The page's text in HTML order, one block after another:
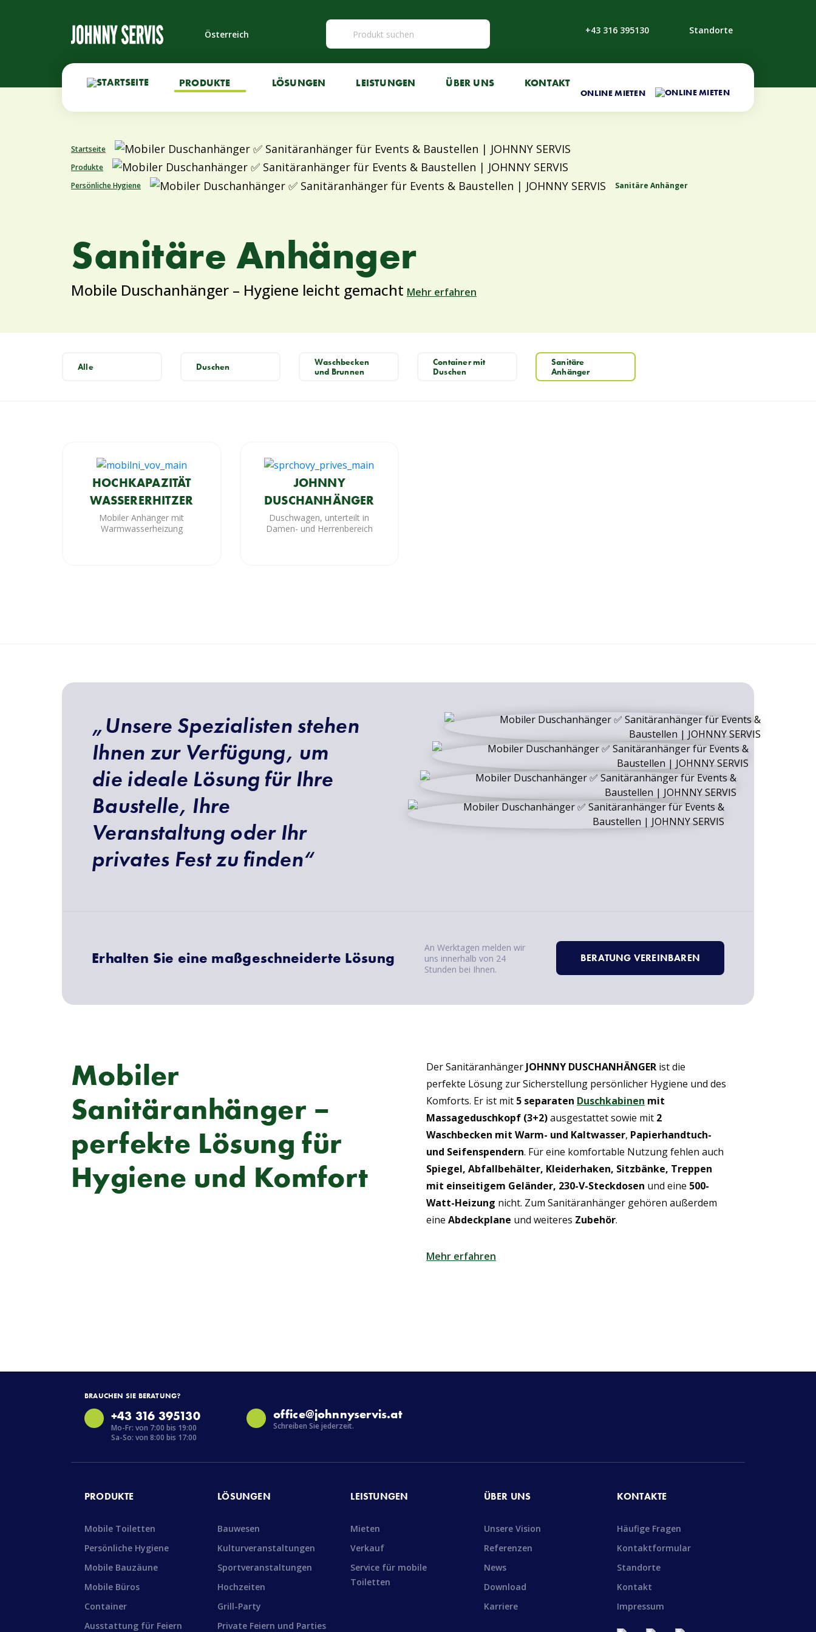
Österreich +43 316 395130 Standorte
PRODUKTE LÖSUNGEN LEISTUNGEN ÜBER UNS KONTAKT
ONLINE MIETEN
Startseite
Produkte
Persönliche Hygiene
Sanitäre Anhänger
Sanitäre Anhänger
Mobile Duschanhänger – Hygiene leicht gemacht Mehr erfahren
Alle Duschen
Waschbecken
und Brunnen
Container mit
Duschen
Sanitäre
Anhänger
HOCHKAPAZITÄT
WASSERERHITZER
Mobiler Anhänger mit
Warmwasserheizung
JOHNNY
DUSCHANHÄNGER
Duschwagen, unterteilt in
Damen- und Herrenbereich
„Unsere Spezialisten stehen
Ihnen zur Verfügung, um
die ideale Lösung für Ihre
Baustelle, Ihre
Veranstaltung oder Ihr
privates Fest zu finden“
Erhalten Sie eine maßgeschneiderte Lösung
An Werktagen melden wir
uns innerhalb von 24
Stunden bei Ihnen.
BERATUNG VEREINBAREN
Mobiler
Sanitäranhänger –
perfekte Lösung für
Hygiene und Komfort
Der Sanitäranhänger JOHNNY DUSCHANHÄNGER ist die
perfekte Lösung zur Sicherstellung persönlicher Hygiene und des
Komforts. Er ist mit 5 separaten Duschkabinen mit
Massageduschkopf (3+2)ausgestattet sowie mit 2
Waschbecken mit Warm- und Kaltwasser, Papierhandtuch-
und Seifenspendern. Für eine komfortable Nutzung fehlen auch
Spiegel, Abfallbehälter, Kleiderhaken, Sitzbänke, Treppen
mit einseitigem Geländer, 230-V-Steckdosen und eine 500-
Watt-Heizung nicht. Zum Sanitäranhänger gehören außerdem
eine Abdeckplane und weiteres Zubehör.
Mehr erfahren
BRAUCHEN SIE BERATUNG?
+43 316 395130
Mo-Fr: von 7:00 bis 19:00
Sa-So: von 8:00 bis 17:00
office@johnnyservis.at
Schreiben Sie jederzeit.
PRODUKTE
Mobile Toiletten
Persönliche Hygiene
Mobile Bauzäune
Mobile Büros
Container
Ausstattung für Feiern
LÖSUNGEN
Bauwesen
Kulturveranstaltungen
Sportveranstaltungen
Hochzeiten
Grill-Party
Private Feiern und Parties
LEISTUNGEN
Mieten
Verkauf
Service für mobile
Toiletten
ÜBER UNS
Unsere Vision
Referenzen
News
Download
Karriere
KONTAKTE
Häufige Fragen
Kontaktformular
Standorte
Kontakt
Impressum